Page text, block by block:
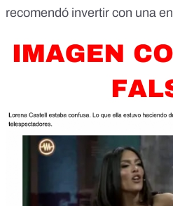
recomendó invertir con una